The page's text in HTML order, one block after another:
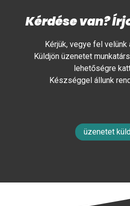
Kérdése van?
Kérjük, vegye fel
Küldjön üzenetet
lehetőségre
Készséggel állunk
üzenetet